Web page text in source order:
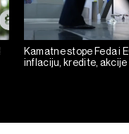
Kamatne stope Feda i
inflaciju, kredite, akcije